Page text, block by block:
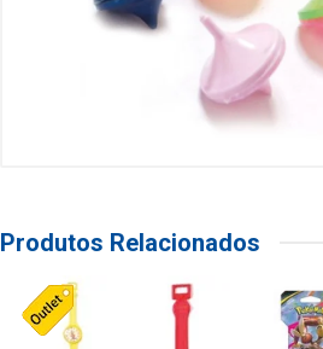
Produtos Relacionados